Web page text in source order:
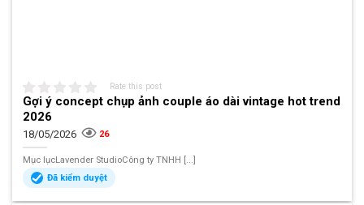
Rate this post
Gợi ý concept chụp ảnh couple áo dài vintage hot trend
2026
18/05/2026 26
Mục lụcLavender StudioCông ty TNHH [...]
Đã kiểm duyệt